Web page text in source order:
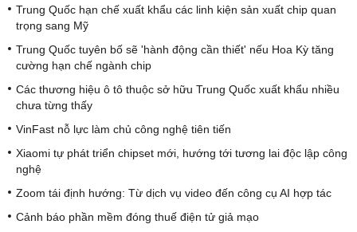
Trung Quốc hạn chế xuất khẩu các linh kiện sản xuất chip quan
trọng sang Mỹ
Trung Quốc tuyên bố sẽ 'hành động cần thiết' nếu Hoa Kỳ tăng
cường hạn chế ngành chip
Các thương hiệu ô tô thuộc sở hữu Trung Quốc xuất khẩu nhiều
chưa từng thấy
VinFast nỗ lực làm chủ công nghệ tiên tiến
Xiaomi tự phát triển chipset mới, hướng tới tương lai độc lập công
nghệ
Zoom tái định hướng: Từ dịch vụ video đến công cụ AI hợp tác
Cảnh báo phần mềm đóng thuế điện tử giả mạo